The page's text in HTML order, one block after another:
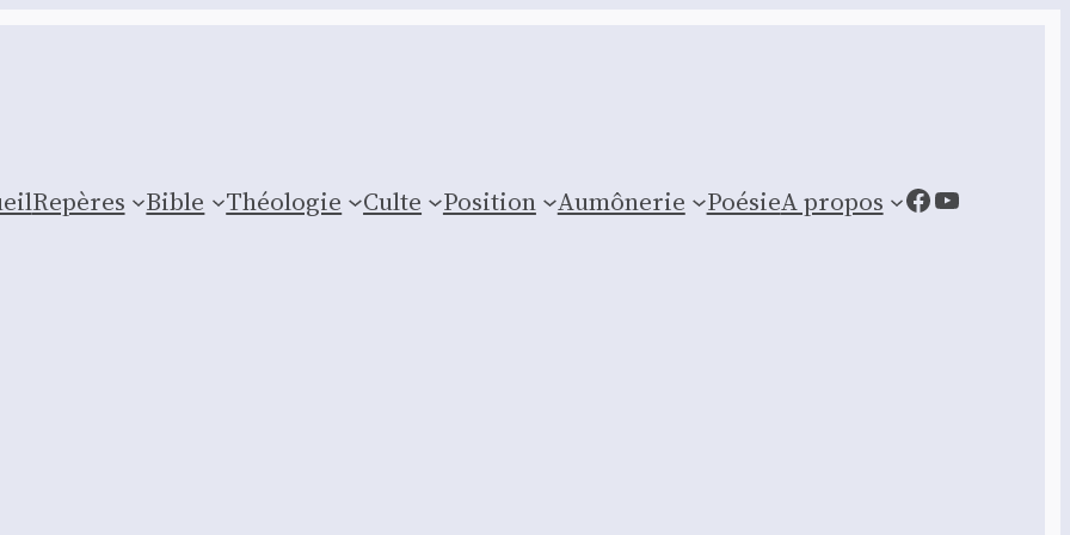
Repères Bible Théologie Culte Posi­tion Aumônerie PoésieA propos Facebook
YouTube